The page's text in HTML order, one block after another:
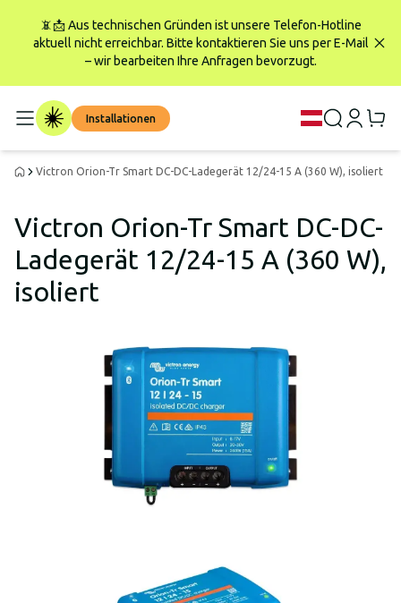
📵📩 Aus technischen Gründen ist unsere Telefon-Hotline
aktuell nicht erreichbar. Bitte kontaktieren Sie uns per E-Mail
– wir bearbeiten Ihre Anfragen bevorzugt.
Installationen
Victron Orion-Tr Smart DC-DC-Ladegerät 12/24-15 A (360 W), isoliert
Victron Orion-Tr Smart DC-DC-
Ladegerät 12/24-15 A (360 W),
isoliert